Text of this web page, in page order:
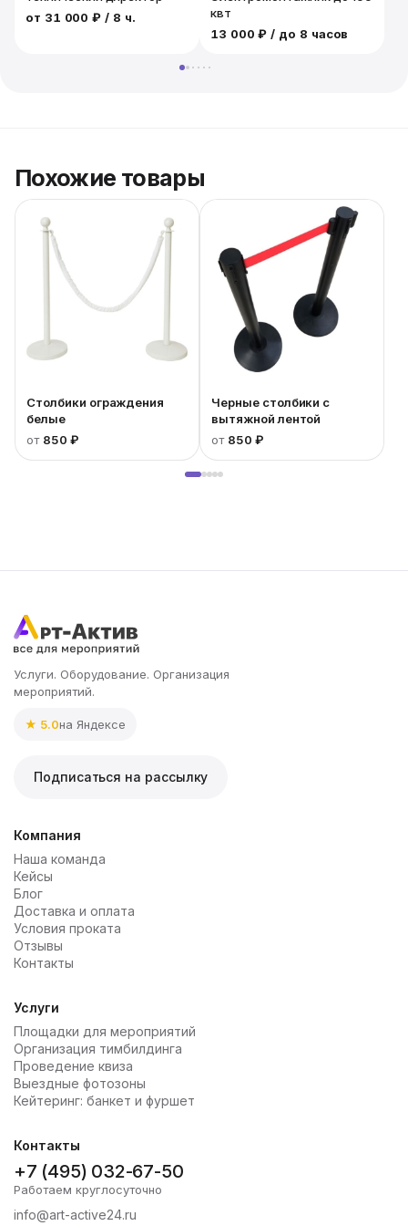
от 31 000 ₽ / 8 ч.
квт
13 000 ₽ / до 8 часов
Похожие товары
Столбики ограждения
белые
от 850 ₽
Черные столбики с
вытяжной лентой
от 850 ₽
Услуги. Оборудование. Организация
мероприятий.
★ 5.0на Яндексе
Подписаться на рассылку
Компания
Наша команда
Кейсы
Блог
Доставка и оплата
Условия проката
Отзывы
Контакты
Услуги
Площадки для мероприятий
Организация тимбилдинга
Проведение квиза
Выездные фотозоны
Кейтеринг: банкет и фуршет
Контакты
+7 (495) 032-67-50
Работаем круглосуточно
info@art-active24.ru